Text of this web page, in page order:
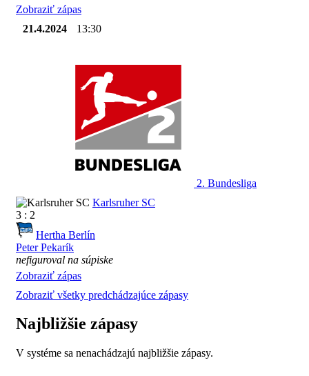
Zobraziť zápas
21.4.2024
13:30
2. Bundesliga
Karlsruher SC
3 : 2
Hertha Berlín
Peter Pekarík
nefiguroval na súpiske
Zobraziť zápas
Zobraziť všetky predchádzajúce zápasy
Najbližšie zápasy
V systéme sa nenachádzajú najbližšie zápasy.